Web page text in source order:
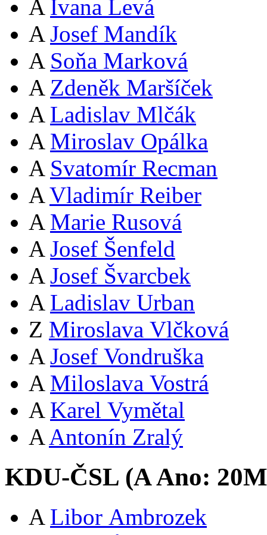
A Ivana Levá
A Josef Mandík
A Soňa Marková
A Zdeněk Maršíček
A Ladislav Mlčák
A Miroslav Opálka
A Svatomír Recman
A Vladimír Reiber
A Marie Rusová
A Josef Šenfeld
A Josef Švarcbek
A Ladislav Urban
Z Miroslava Vlčková
A Josef Vondruška
A Miloslava Vostrá
A Karel Vymětal
A Antonín Zralý
KDU-ČSL (AAno: 20M
A Libor Ambrozek